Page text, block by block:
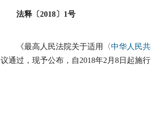
法释〔2018〕1号
《最高人民法院关于适用〈中华人民
议通过，现予公布，自2018年2月8日起施行